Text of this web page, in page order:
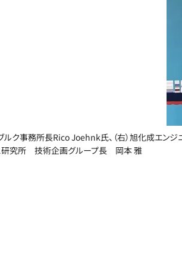
ルク事務所長Rico Joehnk氏、（右）旭化成エンジ
研究所 技術企画グループ長 岡本 雅